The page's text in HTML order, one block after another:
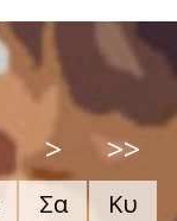
> >>
Σα
Κυ